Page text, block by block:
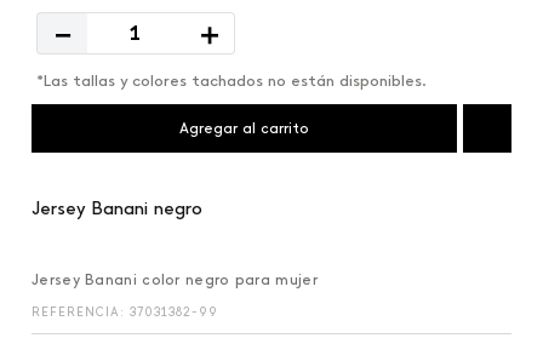
＋
－
*Las tallas y colores tachados no están disponibles.
Agregar al carrito
Jersey Banani negro
Jersey Banani color negro para mujer
REFERENCIA : 37031382-99